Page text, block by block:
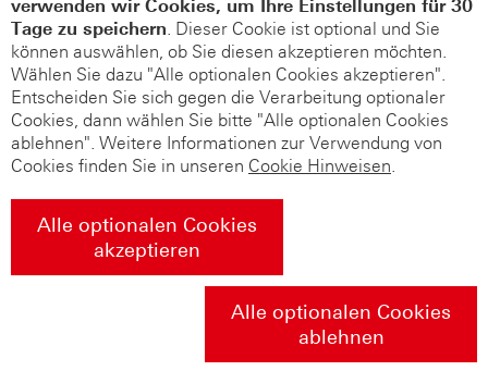
verwenden wir Cookies, um Ihre Einstellungen für 30
Tage zu speichern. Dieser Cookie ist optional und Sie
können auswählen, ob Sie diesen akzeptieren möchten.
Wählen Sie dazu "Alle optionalen Cookies akzeptieren".
Entscheiden Sie sich gegen die Verarbeitung optionaler
Cookies, dann wählen Sie bitte "Alle optionalen Cookies
ablehnen". Weitere Informationen zur Verwendung von
Cookies finden Sie in unseren Cookie Hinweisen.
Alle optionalen Cookies
akzeptieren
Alle optionalen Cookies
ablehnen